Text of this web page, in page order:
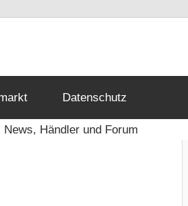
Datenschutz